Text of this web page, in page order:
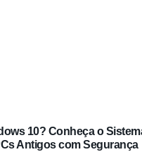
10? Conheça o
Antigos com Segurança